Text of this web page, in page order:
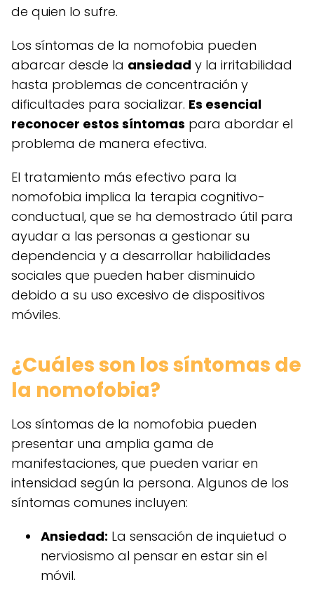
de quien lo sufre.
Los síntomas de la nomofobia pueden
abarcar desde la ansiedad y la irritabilidad
hasta problemas de concentración y
dificultades para socializar. Es esencial
reconocer estos síntomas para abordar el
problema de manera efectiva.
El tratamiento más efectivo para la
nomofobia implica la terapia cognitivo-
conductual, que se ha demostrado útil para
ayudar a las personas a gestionar su
dependencia y a desarrollar habilidades
sociales que pueden haber disminuido
debido a su uso excesivo de dispositivos
móviles.
¿Cuáles son los síntomas de
la nomofobia?
Los síntomas de la nomofobia pueden
presentar una amplia gama de
manifestaciones, que pueden variar en
intensidad según la persona. Algunos de los
síntomas comunes incluyen:
Ansiedad: La sensación de inquietud o
nerviosismo al pensar en estar sin el
móvil.